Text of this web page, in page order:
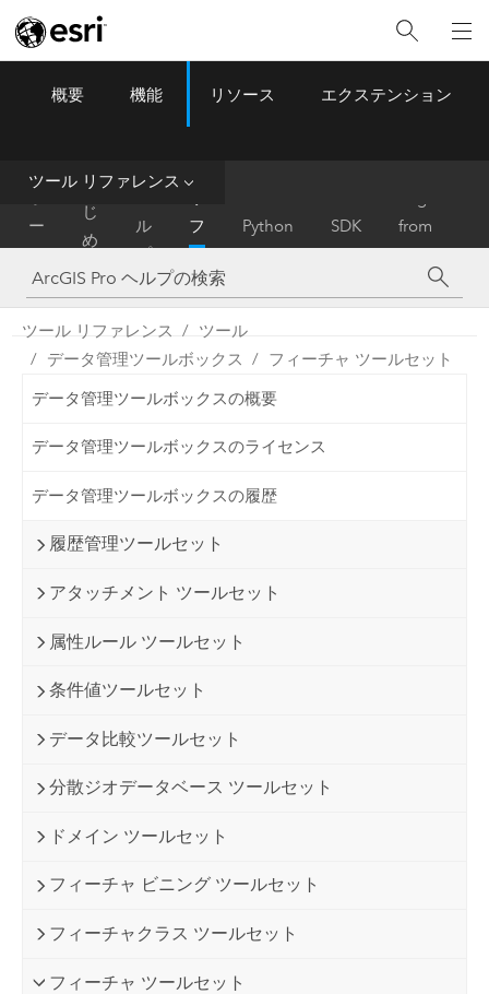
ArcGIS Pro Menu
概要 機能 リソース エクステンション
ツール リファレンス
ー
ム
は
じ
め
に
ル
プ
フ
ァ
レ
ン
ス
Python SDK
from
ArcMap
ツール リファレンス
ツール
データ管理ツールボックス
フィーチャ ツールセット
データ管理ツールボックスの概要
データ管理ツールボックスのライセンス
データ管理ツールボックスの履歴
履歴管理ツールセット
アタッチメント ツールセット
属性ルール ツールセット
条件値ツールセット
データ比較ツールセット
分散ジオデータベース ツールセット
ドメイン ツールセット
フィーチャ ビニング ツールセット
フィーチャクラス ツールセット
フィーチャ ツールセット